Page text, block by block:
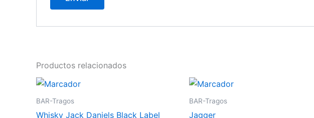
Productos relacionados
BAR-Tragos
Whisky Jack Daniels Black Label
BAR-Tragos
Jagger